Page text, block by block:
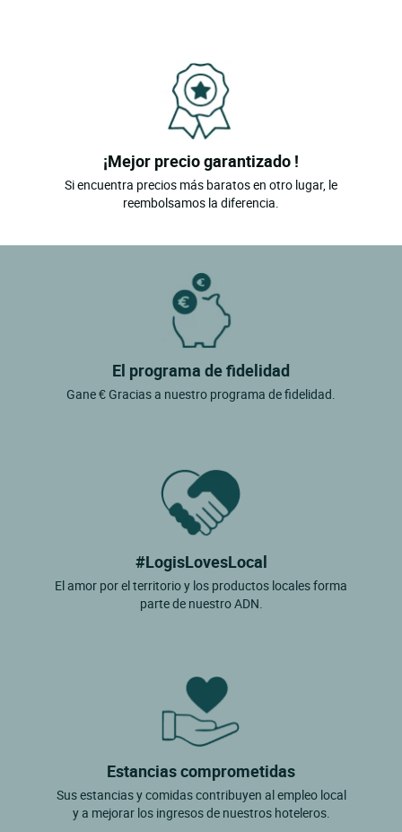
¡Mejor precio garantizado !
Si encuentra precios más baratos en otro lugar, le
reembolsamos la diferencia.
El programa de fidelidad
Gane € Gracias a nuestro programa de fidelidad.
#LogisLovesLocal
El amor por el territorio y los productos locales forma
parte de nuestro ADN.
Estancias comprometidas
Sus estancias y comidas contribuyen al empleo local
y a mejorar los ingresos de nuestros hoteleros.